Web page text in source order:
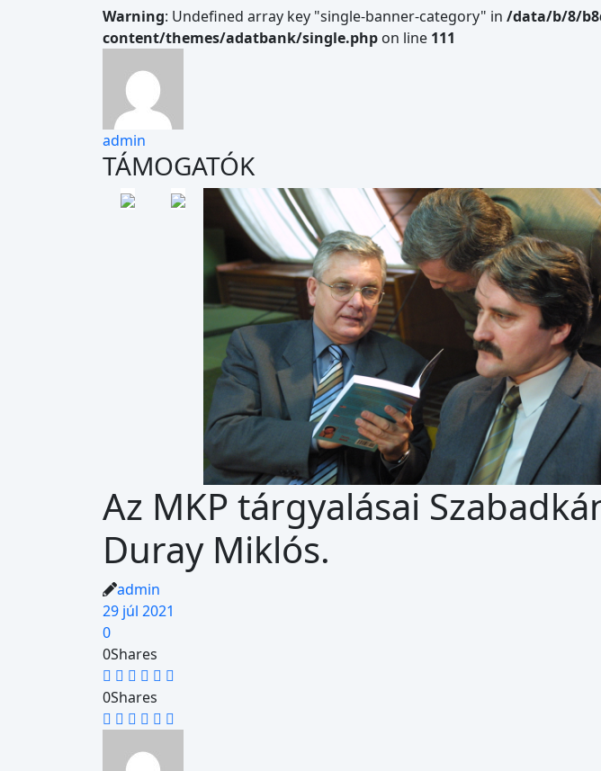
Warning: Undefined array key "single-banner-category" in /data/b/8/
content/themes/adatbank/single.php on line 111
admin
TÁMOGATÓK
Az MKP tárgyalásai
Duray Miklós.
admin
29 júl 2021
0
0Shares
0Shares